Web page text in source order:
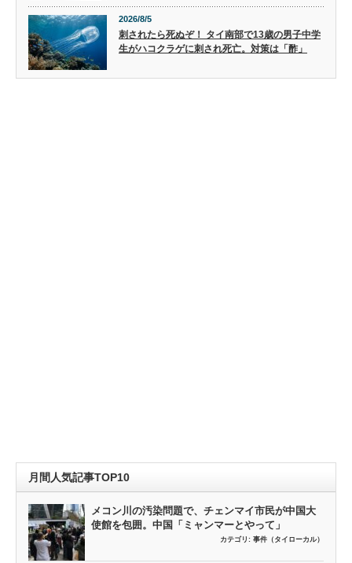
2026/8/5
刺されたら死ぬぞ！ タイ南部で13歳の男子中学
生がハコクラゲに刺され死亡。対策は「酢」
月間人気記事TOP10
メコン川の汚染問題で、チェンマイ市民が中国大
使館を包囲。中国「ミャンマーとやって」
カテゴリ: 事件（タイローカル）